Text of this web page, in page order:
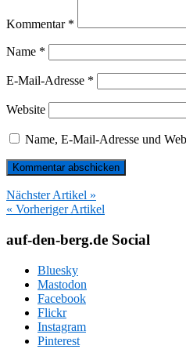
Kommentar *
Name *
E-Mail-Adresse *
Website
Name, E-Mail-Adresse und
Nächster Artikel »
« Vorheriger Artikel
auf-den-berg.de Social
Bluesky
Mastodon
Facebook
Flickr
Instagram
Pinterest